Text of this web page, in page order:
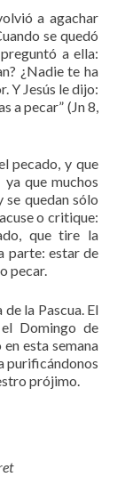
a agachar
se quedó
a ella:
¿Nadie te ha
Y Jesús le dijo:
a pecar” (Jn 8,
pecado, y que
que muchos
se quedan sólo
o critique:
que tire la
parte: estar de
pecar.
la Pascua. El
Domingo de
esta semana
purificándonos
prójimo.